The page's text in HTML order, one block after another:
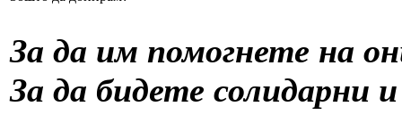
За да им помогнете на
За да бидете солидарни